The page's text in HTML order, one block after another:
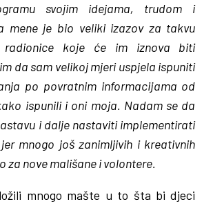
svojim idejama, trudom i
mene je bio veliki izazov za takvu
radionice koje će im iznova biti
da sam velikoj mjeri uspjela ispuniti
po povratnim informacijama od
ispunili i oni moja. Nadam se da
i dalje nastaviti implementirati
mnogo još zanimljivih i kreativnih
za nove mališane i volontere.
mnogo mašte u to šta bi djeci